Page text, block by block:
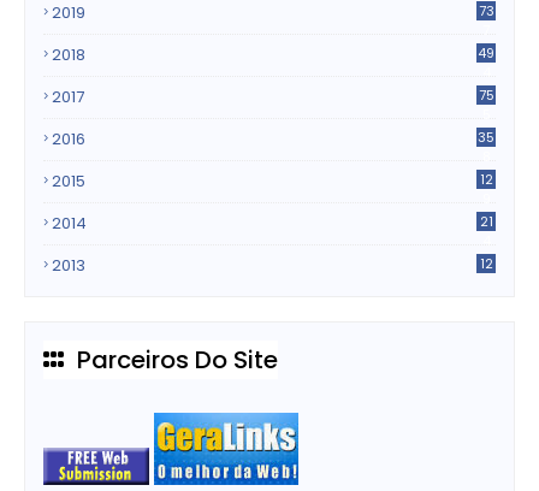
2019
73
2018
49
2017
75
2016
35
2015
12
2014
21
2013 12
Parceiros Do Site